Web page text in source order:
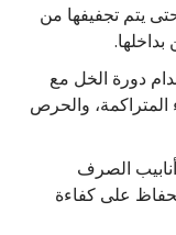
يتم تجفيفها من
دورة الخل مع
والحرص
الصرف
على كفاءة